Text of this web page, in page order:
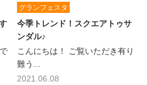
グランフェスタ
今季トレンド！スクエアトゥサ
ンダル♪
こんにちは！ ご覧いただき有り
難う...
2021.06.08